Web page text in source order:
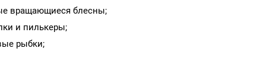
вращающиеся блесны;
и пилькеры;
рыбки;